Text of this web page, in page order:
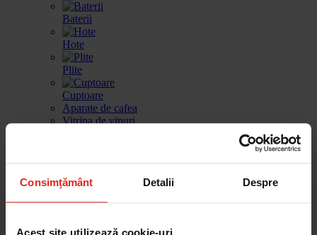
Consimțământ Detalii Despre
Acest site utilizează cookie-uri
Baterii
Hote
Plite
Cuptoare
Aparate de cafea
Vitrina de vinuri
Frigidere